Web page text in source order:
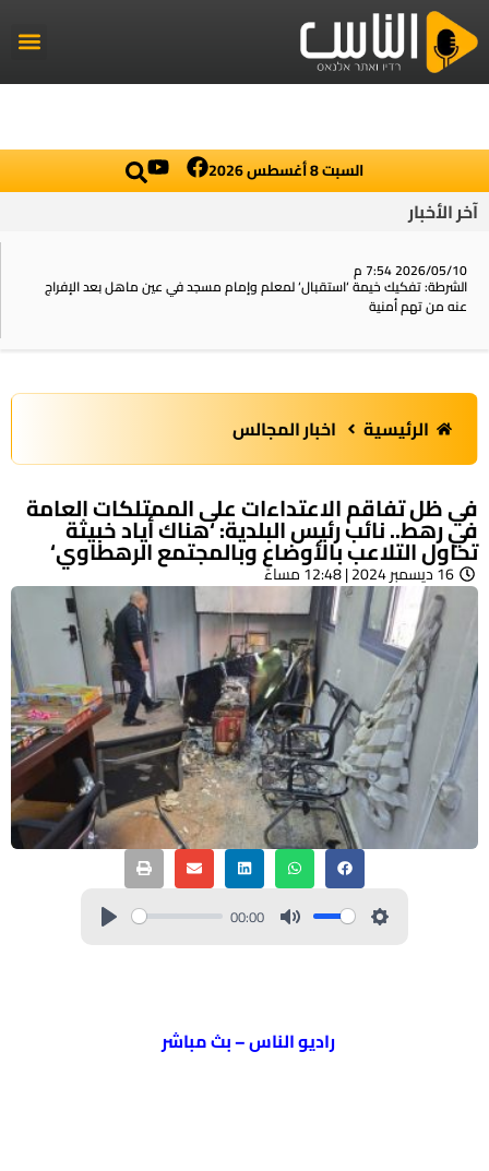
السبت 8 أغسطس 2026
آخر الأخبار
2026/05/10 7:54 م
الشرطة: تفكيك خيمة ‘استقبال‘ لمعلم وإمام مسجد في عين ماهل بعد الإفراج
عنه من تهم أمنية
الرئيسية اخبار المجالس
في ظل تفاقم الاعتداءات على الممتلكات العامة
في رهط.. نائب رئيس البلدية: ‘هناك أياد خبيثة
تحاول التلاعب بالأوضاع وبالمجتمع الرهطاوي‘
16 ديسمبر 2024 | 12:48 مساءً
00:00
راديو الناس – بث مباشر